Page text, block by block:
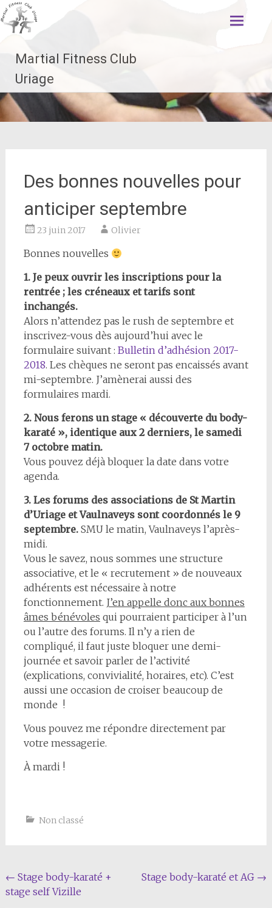
Aller
au
contenu
principal
Martial Fitness Club
Uriage
Des bonnes nouvelles pour
anticiper septembre
23 juin 2017 Olivier
Bonnes nouvelles
1. Je peux ouvrir les inscriptions pour la
rentrée ; les créneaux et tarifs sont
inchangés.
Alors n’attendez pas le rush de septembre et
inscrivez-vous dès aujourd’hui avec le
formulaire suivant : Bulletin d’adhésion 2017-
2018. Les chèques ne seront pas encaissés avant
mi-septembre. J’amènerai aussi des
formulaires mardi.
2. Nous ferons un stage « découverte du body-
karaté », identique aux 2 derniers, le samedi
7 octobre matin.
Vous pouvez déjà bloquer la date dans votre
agenda.
3. Les forums des associations de St Martin
d’Uriage et Vaulnaveys sont coordonnés le 9
septembre. SMU le matin, Vaulnaveys l’après-
midi.
Vous le savez, nous sommes une structure
associative, et le « recrutement » de nouveaux
adhérents est nécessaire à notre
fonctionnement. J’en appelle donc aux bonnes
âmes bénévoles qui pourraient participer à l’un
ou l’autre des forums. Il n’y a rien de
compliqué, il faut juste bloquer une demi-
journée et savoir parler de l’activité
(explications, convivialité, horaires, etc). C’est
aussi une occasion de croiser beaucoup de
monde !
Vous pouvez me répondre directement par
votre messagerie.
À mardi !
Non classé
Navigation
de
← Stage body-karaté +
stage self Vizille
Stage body-karaté et AG →